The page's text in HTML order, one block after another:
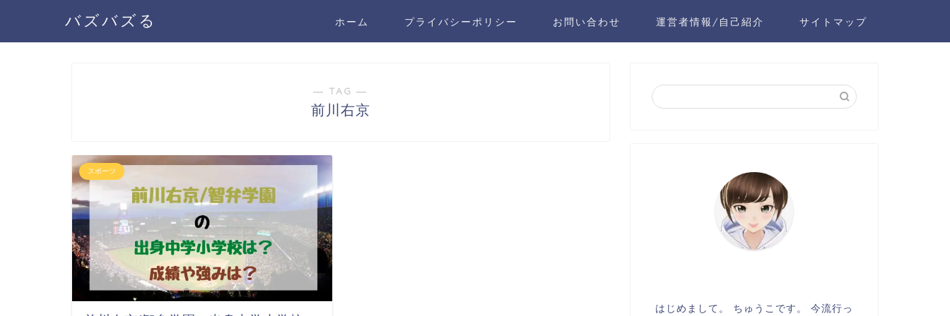
バズバズる ホーム プライバシーポリシー お問い合わせ 運営者情報/自己紹介 サイトマップ
― TAG ―
前川右京
スポーツ
はじめまして。 ちゅうこです。 今流行っ